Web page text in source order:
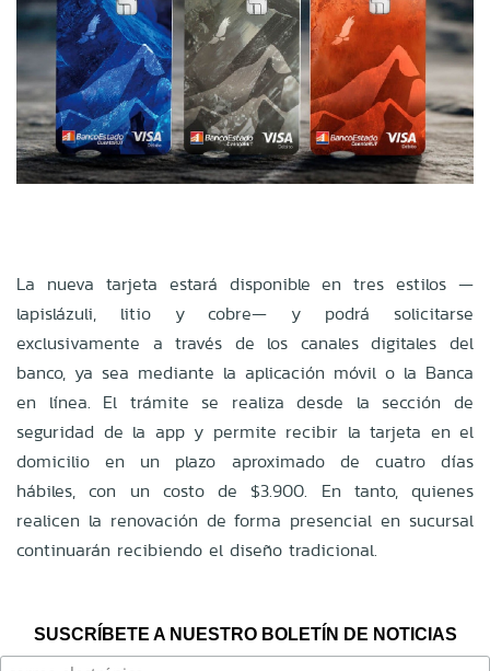
La nueva tarjeta estará disponible en tres estilos —
lapislázuli, litio y cobre— y podrá solicitarse
exclusivamente a través de los canales digitales del
banco, ya sea mediante la aplicación móvil o la Banca
en línea. El trámite se realiza desde la sección de
seguridad de la app y permite recibir la tarjeta en el
domicilio en un plazo aproximado de cuatro días
hábiles, con un costo de $3.900. En tanto, quienes
realicen la renovación de forma presencial en sucursal
continuarán recibiendo el diseño tradicional.
SUSCRÍBETE A NUESTRO BOLETÍN DE NOTICIAS